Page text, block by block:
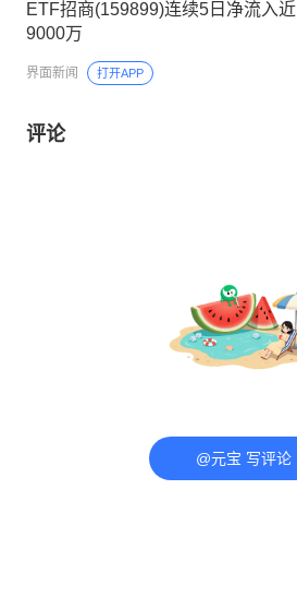
ETF招商(159899)连续5日净流入近
9000万
界面新闻 打开APP
评论
@元宝 写评论